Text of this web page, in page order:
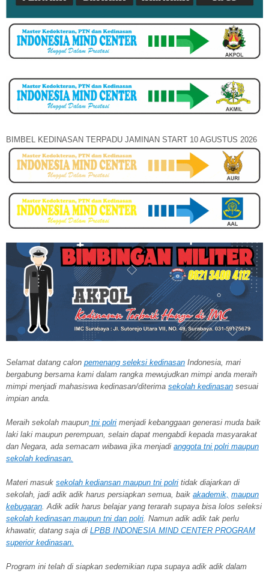
BIMBEL KEDINASAN TERPADU JAMINAN START 10 AGUSTUS 2026
Selamat datang calon pemenang seleksi kedinasan Indonesia, mari
bergabung bersama kami dalam rangka mewujudkan mimpi anda meraih
mimpi menjadi mahasiswa kedinasan/diterima sekolah kedinasan sesuai
impian anda.
Meraih sekolah maupun tni polri menjadi kebanggaan generasi muda baik
laki laki maupun perempuan, selain dapat mengabdi kepada masyarakat
dan Negara, ada semacam wibawa jika menjadi anggota tni polri maupun
sekolah kedinasan.
Materi masuk sekolah kediansan maupun tni polri tidak diajarkan di
sekolah, jadi adik adik harus persiapkan semua, baik akademik, maupun
kebugaran . Adik adik harus belajar yang terarah supaya bisa lolos seleksi
sekolah kedinasan maupun tni dan polri . Namun adik adik tak perlu
khawatir, datang saja di LPBB INDONESIA MIND CENTER PROGRAM
superior kedinasan.
Program ini telah di siapkan sedemikian rupa supaya adik adik dalam